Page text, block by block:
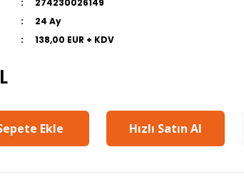
274230026149
24 Ay
138,00 EUR + KDV
Ekle Hızlı Satın Al